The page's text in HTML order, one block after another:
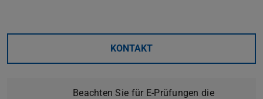
KONTAKT
Beachten Sie für E-Prüfungen die